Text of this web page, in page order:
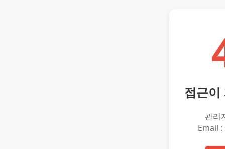
접근이
관리
Email